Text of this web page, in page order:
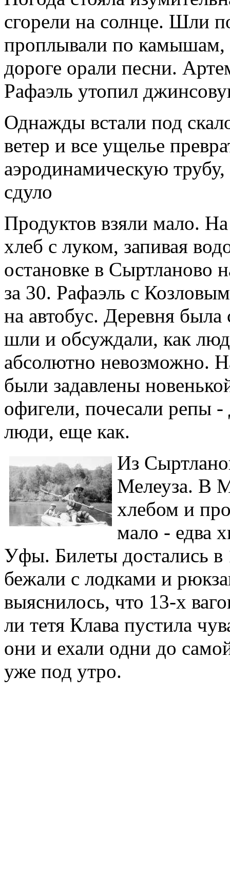
сгорели на солнце. Шли
проплывали по
дороге орали песни.
Рафаэль утопил
Однажды встали под
ветер и все ущелье
аэродинамическую трубу,
сдуло
Продуктов взяли мало.
хлеб с луком, запивая
остановке в Сыртланово
за 30. Рафаэль с
на автобус. Деревня была
шли и обсуждали, как
абсолютно невозможно.
были задавлены
офигели, почесали репы
люди, еще как.
Из
Мелеуза. В
хлебом и
мало - едва
Уфы. Билеты достались
бежали с лодками и
выяснилось, что 13-х
ли тетя Клава пустила
они и ехали одни до
уже под утро.